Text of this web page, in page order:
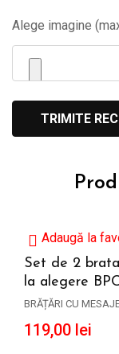
Alege imagine
Adaugă la
Set de 2
la alegere
BRĂȚĂRI CU
119,00 lei